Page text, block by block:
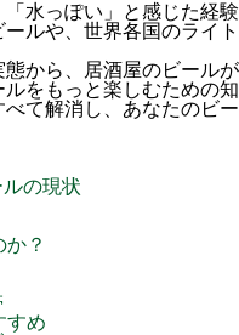
水っぽい」と感じた経
ルや、世界各国のライ
から、居酒屋のビール
をもっと楽しむための
べて解消し、あなたのビ
の現状
？
すめ